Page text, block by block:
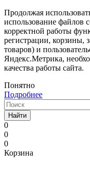
Продолжая
использование файлов
корректной работы
регистрации, корзины,
товаров) и
Яндекс.Метрика,
качества работы сайта.
Понятно
Подробнее
Найти
0
0
0
Корзина